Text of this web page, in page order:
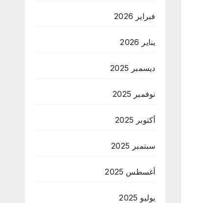
فبراير 2026
يناير 2026
ديسمبر 2025
نوفمبر 2025
أكتوبر 2025
سبتمبر 2025
أغسطس 2025
يوليو 2025